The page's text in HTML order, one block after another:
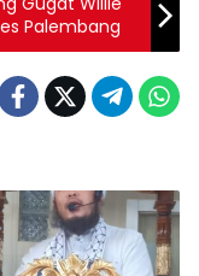
Palembang